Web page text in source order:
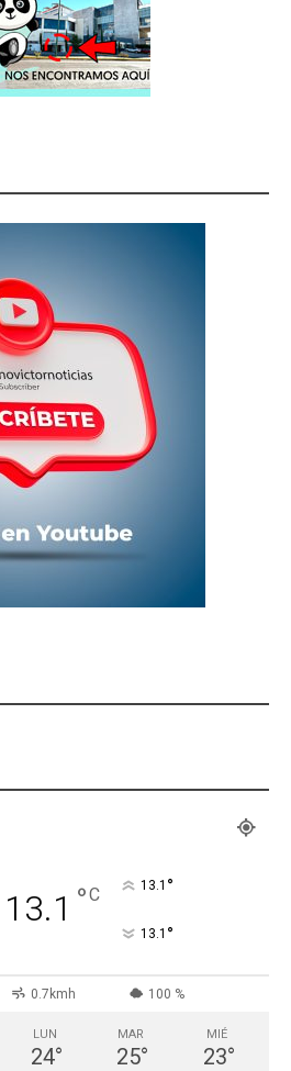
13.1 °C 13.1 °
13.1 °
0.7kmh 100 %
LUN
24°
MAR
25°
MIÉ
23°